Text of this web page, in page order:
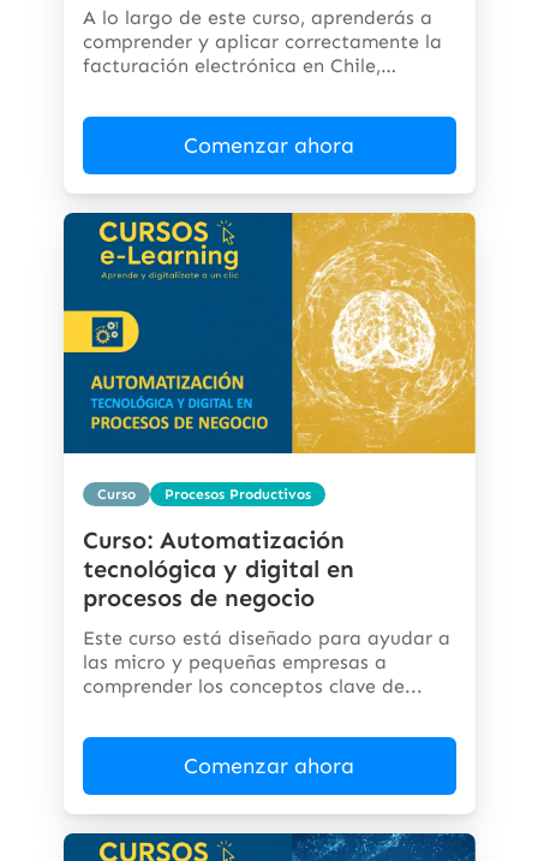
A lo largo de este curso, aprenderás a
comprender y aplicar correctamente la
facturación electrónica en Chile,
Comenzar ahora
Curso Procesos Productivos
Curso: Automatización
tecnológica y digital en
procesos de negocio
Este curso está diseñado para ayudar a
las micro y pequeñas empresas a
comprender los conceptos clave de...
Comenzar ahora